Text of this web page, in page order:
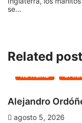
se…
Related post
NOTICIAS
Alejandro
agosto 5, 2026